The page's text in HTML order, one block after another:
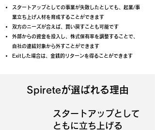
スタートアップとしての事業が失敗したとしても、起業/事
業立ち上げ人材を育成することができます
双方のニーズが合えば、買い戻すことも可能です
外部からの資金を投入し、株式保有率を調整することで、
自社の連結対象から外すことができます
Exitした場合は、金銭的リターンを得ることができます
Spireteが選ばれる理由
スタートアップとして
ともに立ち上げる